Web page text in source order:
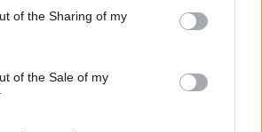
or usage behaviour. You may click to
to Google and its third-party tags to
specified purposes in below Google
of the Sharing of my
of the Sale of my
város gazdasági programját
Király József emelkedett
kérte, rendeljenek el szünetet,
is hallhassák a polgármester